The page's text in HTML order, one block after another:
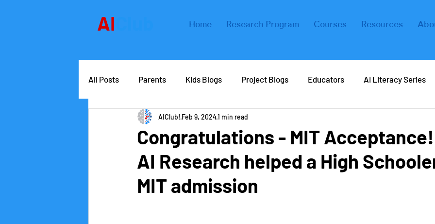
Home Research Program Courses Resources
AI
All Posts Parents Kids Blogs Project Blogs Educators AI Literacy Series
AIClub Speaker Series Careers in AI
Competitions School leaders Forbes
Congratulations - MIT
AI Research helped a High
MIT admission
AIClub! Feb 9, 20241 min read